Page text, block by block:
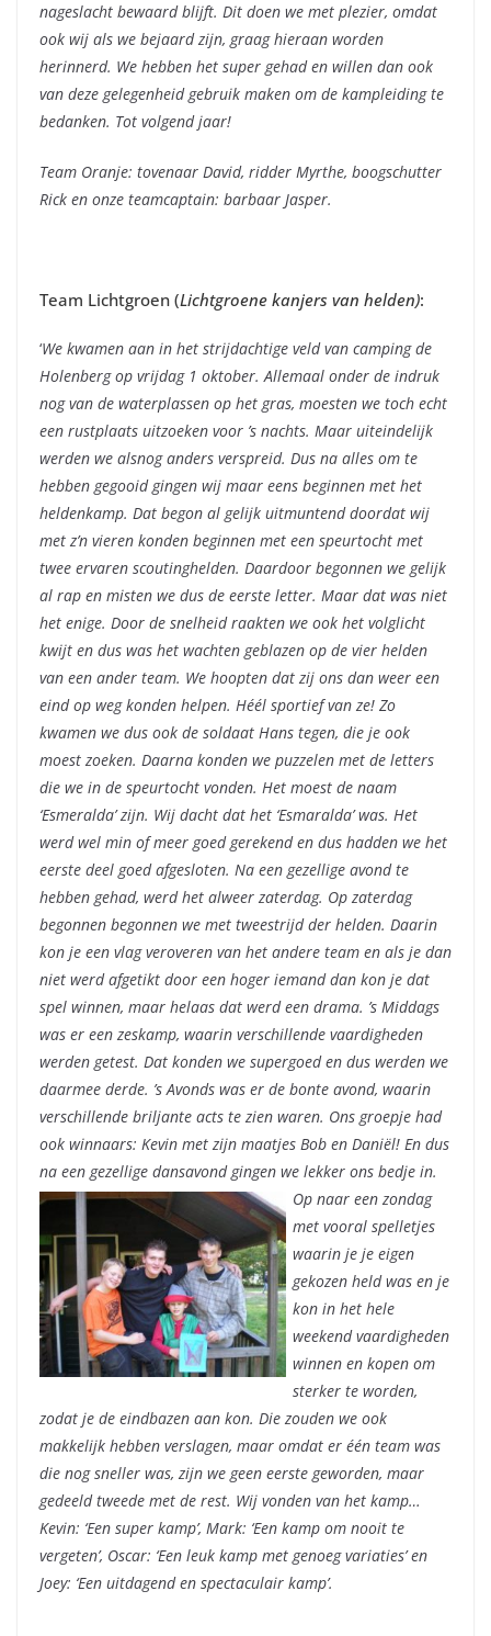
nageslacht bewaard blijft. Dit doen we met plezier, omdat
ook wij als we bejaard zijn, graag hieraan worden
herinnerd. We hebben het super gehad en willen dan ook
van deze gelegenheid gebruik maken om de kampleiding te
bedanken. Tot volgend jaar!
Team Oranje: tovenaar David, ridder Myrthe, boogschutter
Rick en onze teamcaptain: barbaar Jasper.
Team Lichtgroen (Lichtgroene kanjers van helden):
‘We kwamen aan in het strijdachtige veld van camping de
Holenberg op vrijdag 1 oktober. Allemaal onder de indruk
nog van de waterplassen op het gras, moesten we toch echt
een rustplaats uitzoeken voor ’s nachts. Maar uiteindelijk
werden we alsnog anders verspreid. Dus na alles om te
hebben gegooid gingen wij maar eens beginnen met het
heldenkamp. Dat begon al gelijk uitmuntend doordat wij
met z’n vieren konden beginnen met een speurtocht met
twee ervaren scoutinghelden. Daardoor begonnen we gelijk
al rap en misten we dus de eerste letter. Maar dat was niet
het enige. Door de snelheid raakten we ook het volglicht
kwijt en dus was het wachten geblazen op de vier helden
van een ander team. We hoopten dat zij ons dan weer een
eind op weg konden helpen. Héél sportief van ze! Zo
kwamen we dus ook de soldaat Hans tegen, die je ook
moest zoeken. Daarna konden we puzzelen met de letters
die we in de speurtocht vonden. Het moest de naam
‘Esmeralda’ zijn. Wij dacht dat het ‘Esmaralda’ was. Het
werd wel min of meer goed gerekend en dus hadden we het
eerste deel goed afgesloten. Na een gezellige avond te
hebben gehad, werd het alweer zaterdag. Op zaterdag
begonnen begonnen we met tweestrijd der helden. Daarin
kon je een vlag veroveren van het andere team en als je dan
niet werd afgetikt door een hoger iemand dan kon je dat
spel winnen, maar helaas dat werd een drama. ’s Middags
was er een zeskamp, waarin verschillende vaardigheden
werden getest. Dat konden we supergoed en dus werden we
daarmee derde. ’s Avonds was er de bonte avond, waarin
verschillende briljante acts te zien waren. Ons groepje had
ook winnaars: Kevin met zijn maatjes Bob en Daniël! En dus
na een gezellige dansavond gingen we lekker ons bedje in.
Op naar een zondag
met vooral spelletjes
waarin je je eigen
gekozen held was en je
kon in het hele
weekend vaardigheden
winnen en kopen om
sterker te worden,
zodat je de eindbazen aan kon. Die zouden we ook
makkelijk hebben verslagen, maar omdat er één team was
die nog sneller was, zijn we geen eerste geworden, maar
gedeeld tweede met de rest. Wij vonden van het kamp…
Kevin: ‘Een super kamp’, Mark: ‘Een kamp om nooit te
vergeten’, Oscar: ‘Een leuk kamp met genoeg variaties’ en
Joey: ‘Een uitdagend en spectaculair kamp’.